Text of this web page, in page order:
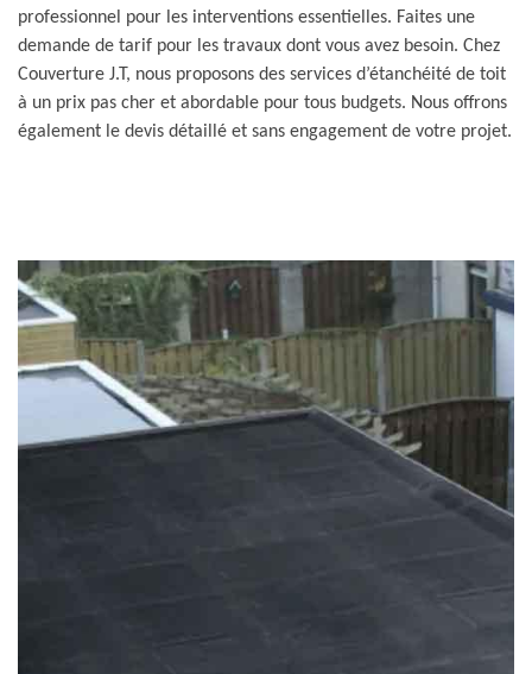
professionnel pour les interventions essentielles. Faites une
demande de tarif pour les travaux dont vous avez besoin. Chez
Couverture J.T, nous proposons des services d’étanchéité de toit
à un prix pas cher et abordable pour tous budgets. Nous offrons
également le devis détaillé et sans engagement de votre projet.